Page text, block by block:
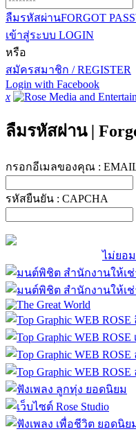
ลืมรหัสผ่านFORGOT
เข้าสู่ระบบ LOGIN
หรือ
สมัครสมาชิก / REGISTER
Login with Facebook
x
ลืมรหัสผ่าน |
กรอกอีเมลของคุณ :
รหัสยืนยัน : CAPCHA
ไม่ยอม